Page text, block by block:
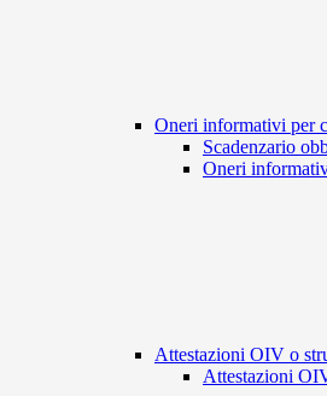
Oneri informativi per
Scadenzario
Oneri
Attestazioni OIV o
Attestazioni